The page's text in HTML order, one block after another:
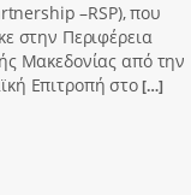
–RSP), που
στην Περιφέρεια
Μακεδονίας από την
Επιτροπή στο[…]